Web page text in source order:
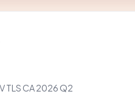
TLS CA 2026 Q2